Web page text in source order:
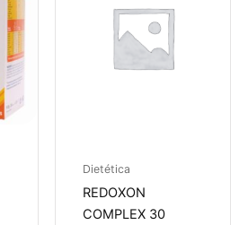
Dietética
REDOXON
COMPLEX 30